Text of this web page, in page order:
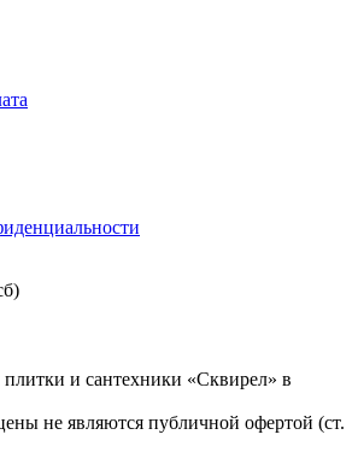
и сантехники «Сквирел» в
не являются публичной офертой (ст.